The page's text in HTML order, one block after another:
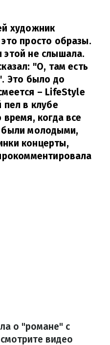
художник
просто образы.
не слышала.
"О, там есть
Это было до
– LifeStyle
в клубе
когда все
были молодыми,
концерты,
о "романе" с
видео